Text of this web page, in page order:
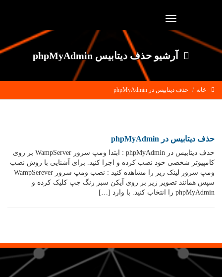
Toggle
navigation
آرشیو حذف دیتابیس phpMyAdmin
خانه حذف دیتابیس در phpMyAdmin
حذف دیتابیس در phpMyAdmin
حذف دیتابیس در phpMyAdmin : ابتدا ومپ سرور WampServer بر روی
کامپیوتر شخصی خود نصب کرده و اجرا کنید. برای آشنایی با روش نصب
ومپ سرور لینک زیر را مشاهده کنید : نصب ومپ سرور WampSerever
سپس همانند تصویر زیر بر روی آیکن سبز رنگ چپ کلیک کرده و
phpMyAdmin را انتخاب کنید. با وارد […]